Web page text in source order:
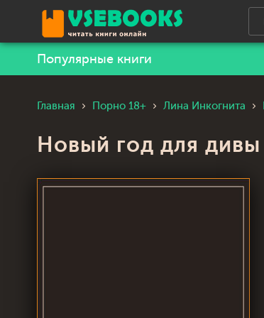
Популярные книги
Главная Порно 18+ Лина Инкогнита
Новый год для дивы